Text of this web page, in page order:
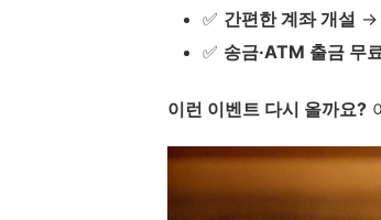
✅ 간편한 계좌 개설 →
✅ 송금·ATM 출금 무료
이런 이벤트 다시 올까요?